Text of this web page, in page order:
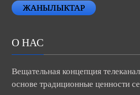
О НАС
Вещательная концепция